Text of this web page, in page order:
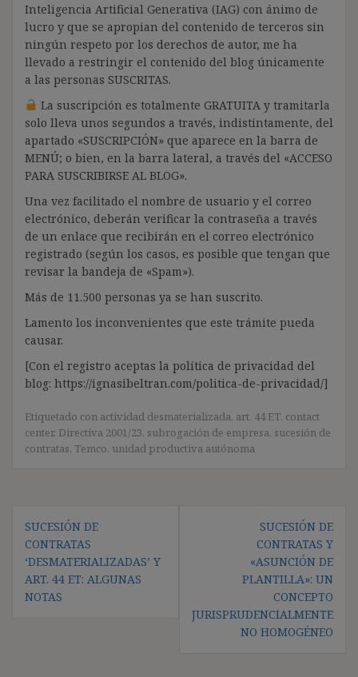
Inteligencia Artificial Generativa (IAG) con ánimo de
lucro y que se apropian del contenido de terceros sin
ningún respeto por los derechos de autor, me ha
llevado a restringir el contenido del blog únicamente
a las personas SUSCRITAS.
La suscripción es totalmente GRATUITA y tramitarla
solo lleva unos segundos a través, indistintamente, del
apartado «SUSCRIPCIÓN» que aparece en la barra de
MENÚ; o bien, en la barra lateral, a través del «ACCESO
PARA SUSCRIBIRSE AL BLOG».
Una vez facilitado el nombre de usuario y el correo
electrónico, deberán verificar la contraseña a través
de un enlace que recibirán en el correo electrónico
registrado (según los casos, es posible que tengan que
revisar la bandeja de «Spam»).
Más de 11.500 personas ya se han suscrito.
Lamento los inconvenientes que este trámite pueda
causar.
[Con el registro aceptas la política de privacidad del
blog: https://ignasibeltran.com/politica-de-privacidad/]
Etiquetado con actividad desmaterializada, art. 44 ET, contact
center, Directiva 2001/23, subrogación de empresa, sucesión de
contratas, Temco, unidad productiva autónoma
Navegación
de
entradas
SUCESIÓN DE
CONTRATAS
‘DESMATERIALIZADAS’ Y
ART. 44 ET: ALGUNAS
NOTAS
SUCESIÓN DE
CONTRATAS Y
«ASUNCIÓN DE
PLANTILLA»: UN
CONCEPTO
JURISPRUDENCIALMENTE
NO HOMOGÉNEO